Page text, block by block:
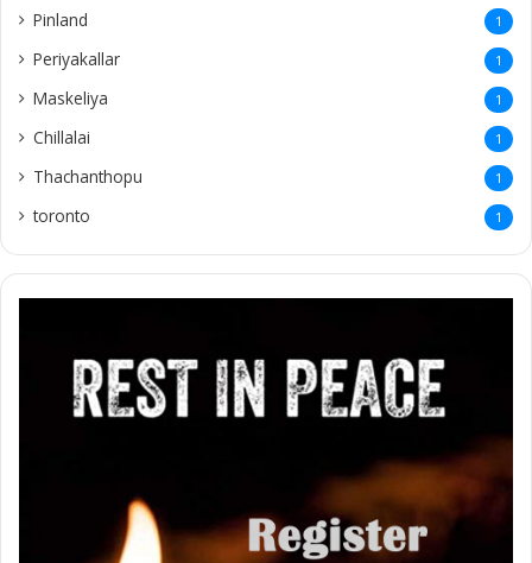
Pinland 1
Periyakallar 1
Maskeliya 1
Chillalai 1
Thachanthopu 1
toronto 1